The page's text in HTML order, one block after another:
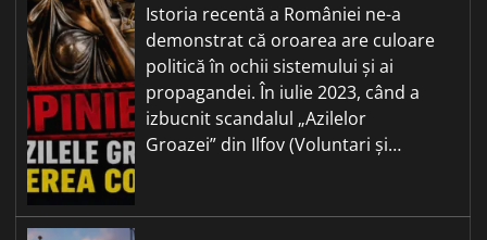
Istoria recentă a României ne-a
demonstrat că oroarea are culoare
politică în ochii sistemului și ai
propagandei. În iulie 2023, când a
izbucnit scandalul „Azilelor
Groazei” din Ilfov (Voluntari și…